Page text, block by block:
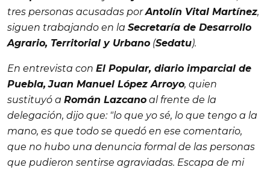
tres personas acusadas porAntolín Vital Martínez,
siguen trabajando en la Secretaría de Desarrollo
Agrario, Territorial y Urbano (Sedatu).
En entrevista con El Popular, diario imparcial de
Puebla, Juan Manuel López Arroyo, quien
sustituyó a Román Lazcano al frente de la
delegación, dijo que: "lo que yo sé, lo que tengo a la
mano, es que todo se quedó en ese comentario,
que no hubo una denuncia formal de las personas
que pudieron sentirse agraviadas. Escapa de mi